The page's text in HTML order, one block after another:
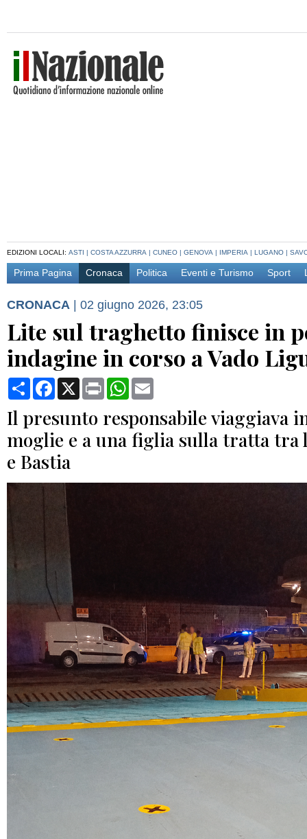
EDIZIONI LOCALI: ASTI | COSTA AZZURRA | CUNEO | GENOVA | IMPERIA | LUGANO |
Prima Pagina Cronaca Politica Eventi e Turismo Sport
CRONACA | 02 giugno 2026, 23:05
Lite sul traghetto finisce in
indagine in corso a Vado
CondividiFacebook
X Print WhatsApp
Il presunto responsabile viaggiava
moglie e a una figlia sulla tratta tra
e Bastia